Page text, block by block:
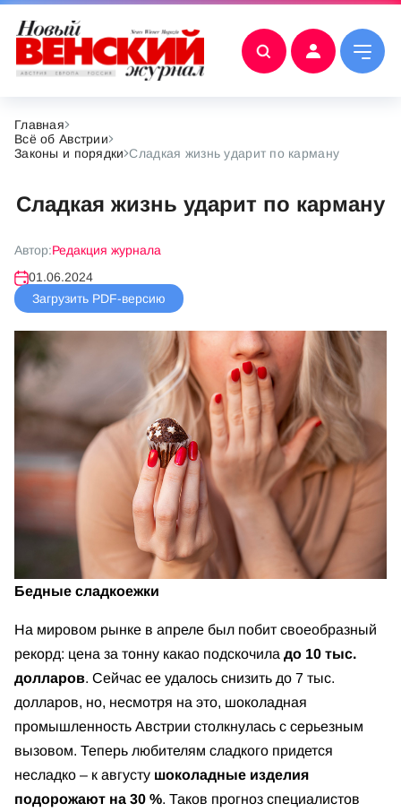
Главная
Всё об Австрии
Законы и порядки Сладкая жизнь ударит по карману
Сладкая жизнь ударит по карману
Автор:Редакция журнала
01.06.2024
Загрузить PDF-версию
Бедные сладкоежки
На мировом рынке в апреле был побит своеобразный
рекорд: цена за тонну какао подскочила до 10 тыс.
долларов. Сейчас ее удалось снизить до 7 тыс.
долларов, но, несмотря на это, шоколадная
промышленность Австрии столкнулась с серьезным
вызовом. Теперь любителям сладкого придется
несладко – к августу шоколадные изделия
подорожают на 30 %. Таков прогноз специалистов